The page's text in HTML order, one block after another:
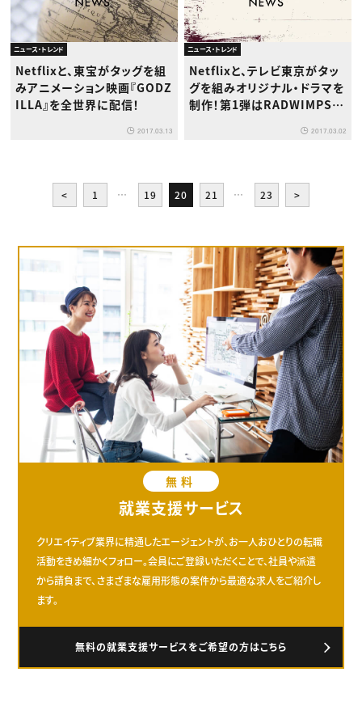
ニュース・トレンド
Netflixと、東宝がタッグを組
みアニメーション映画『GODZ
ILLA』を全世界に配信！
2017.03.13
ニュース・トレンド
Netflixと、テレビ東京がタッ
グを組みオリジナル・ドラマを
制作！第1弾はRADWIMPS、
2017.03.02
< 1 … 19 20 21 … 23 >
無料
就業支援サービス
クリエイティブ業界に精通したエージェントが、お一人おひとりの転職
活動をきめ細かくフォロー。会員にご登録いただくことで、社員や派遣
から請負まで、さまざまな雇用形態の案件から最適な求人をご紹介し
ます。
無料の就業支援サービスをご希望の方はこちら